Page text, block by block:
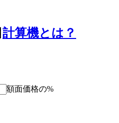
計算機とは？
額面価格の%